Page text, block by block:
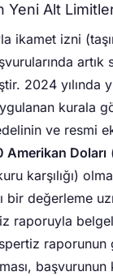
Yeni Alt
ikamet izni
2024 yılında
kurala
ve resmi
Doları
karşılığı)
bir değerleme
raporuyla
raporunun